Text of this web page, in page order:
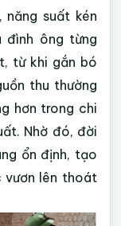
năng suất kén
đình ông từng
từ khi gắn bó
thu thường
hơn trong chi
Nhờ đó, đời
ổn định, tạo
vươn lên thoát